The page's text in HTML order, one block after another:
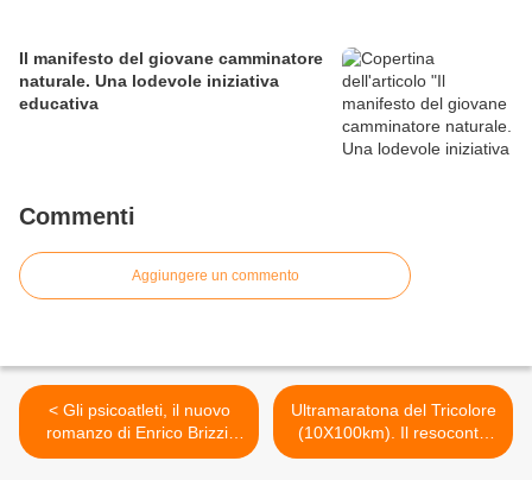
Il manifesto del giovane camminatore
naturale. Una lodevole iniziativa
educativa
Commenti
Aggiungere un commento
< Gli psicoatleti, il nuovo
romanzo di Enrico Brizzi.
Dall'Alto Adige alla Sicilia a
Ultramaratona del Tricolore
(10X100km). Il resoconto
della 6^ giornata